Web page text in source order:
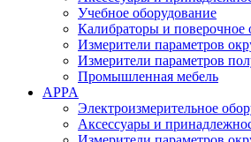
Учебное оборудование
Калибраторы и поверочное
Измерители параметров
Измерители параметров
Промышленная мебель
APPA
Электроизмерительное
Аксессуары и